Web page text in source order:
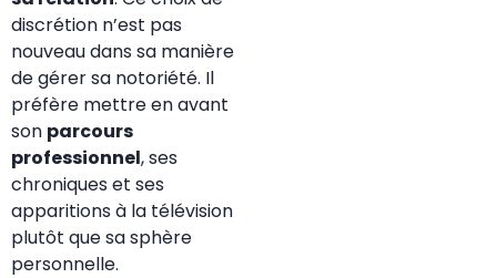
discrétion n’est pas
nouveau dans sa manière
de gérer sa notoriété. Il
préfère mettre en avant
son parcours
professionnel, ses
chroniques et ses
apparitions à la télévision
plutôt que sa sphère
personnelle.